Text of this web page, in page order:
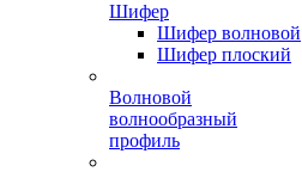
Шифер
Шифер волновой
Шифер плоский
Волновой
волнообразный
профиль